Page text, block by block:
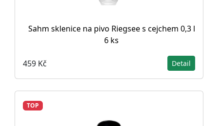
Sahm sklenice na pivo Riegsee s cejchem 0,3 l
6 ks
459 Kč Detail
TOP